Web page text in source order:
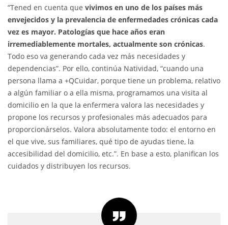
“Tened en cuenta que vivimos en uno de los países más
envejecidos y la prevalencia de enfermedades crónicas cada
vez es mayor. Patologías que hace años eran
irremediablemente mortales, actualmente son crónicas.
Todo eso va generando cada vez más necesidades y
dependencias”. Por ello, continúa Natividad, “cuando una
persona llama a +QCuidar, porque tiene un problema, relativo
a algún familiar o a ella misma, programamos una visita al
domicilio en la que la enfermera valora las necesidades y
propone los recursos y profesionales más adecuados para
proporcionárselos. Valora absolutamente todo: el entorno en
el que vive, sus familiares, qué tipo de ayudas tiene, la
accesibilidad del domicilio, etc.”. En base a esto, planifican los
cuidados y distribuyen los recursos.